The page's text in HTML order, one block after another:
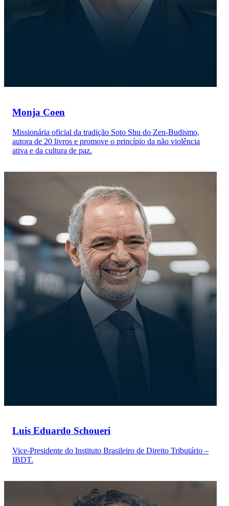
Monja Coen
Missionária oficial da tradição Soto Shu do Zen-Budismo,
autora de 20 livros e promove o princípio da não violência
ativa e da cultura de paz.
Luis Eduardo Schoueri
Vice-Presidente do Instituto Brasileiro de Direito Tributário –
IBDT.